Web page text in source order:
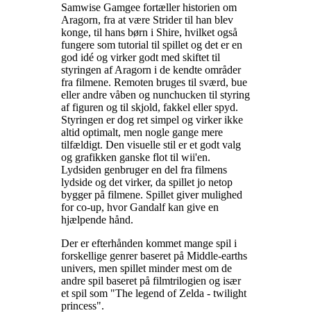
Samwise Gamgee fortæller historien om
Aragorn, fra at være Strider til han blev
konge, til hans børn i Shire, hvilket også
fungere som tutorial til spillet og det er en
god idé og virker godt med skiftet til
styringen af Aragorn i de kendte områder
fra filmene. Remoten bruges til sværd, bue
eller andre våben og nunchucken til styring
af figuren og til skjold, fakkel eller spyd.
Styringen er dog ret simpel og virker ikke
altid optimalt, men nogle gange mere
tilfældigt. Den visuelle stil er et godt valg
og grafikken ganske flot til wii'en.
Lydsiden genbruger en del fra filmens
lydside og det virker, da spillet jo netop
bygger på filmene. Spillet giver mulighed
for co-up, hvor Gandalf kan give en
hjælpende hånd.
Der er efterhånden kommet mange spil i
forskellige genrer baseret på Middle-earths
univers, men spillet minder mest om de
andre spil baseret på filmtrilogien og især
et spil som "The legend of Zelda - twilight
princess".